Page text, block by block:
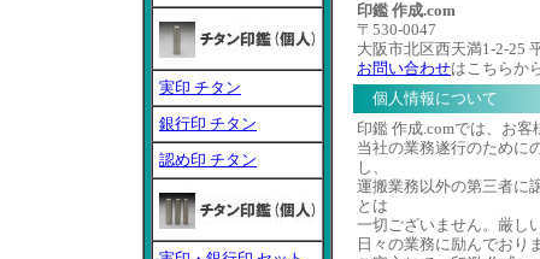
実印 チタン
銀行印 チタン
認め印 チタン
印鑑 作成.com
〒530-0047
大阪市北区西天満1-2-25
お問い合わせはこちらか
個人情報について
印鑑 作成.comでは、お
当社の業務遂行のために
し、
運搬業務以外の第三者に
とは
一切ございません。厳し
日々の業務に励んでおり